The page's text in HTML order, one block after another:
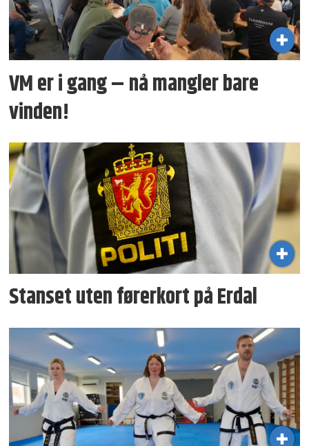
VM er i gang – nå mangler bare
vinden!
Stanset uten førerkort på Erdal